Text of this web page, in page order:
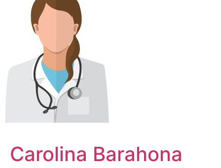
Carolina Barahona